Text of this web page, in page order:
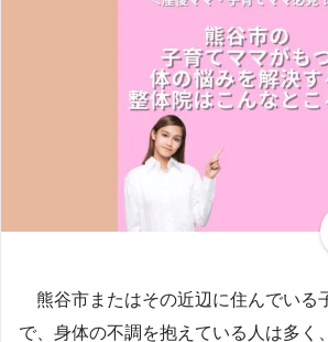
熊谷市またはその近辺に住んでいる
で、身体の不調を抱えている人は多く